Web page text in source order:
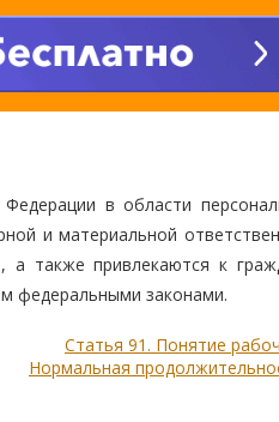
в области
и материальной
также привлекаются к
федеральными законами.
Статья 91. Понятие
Нормальная